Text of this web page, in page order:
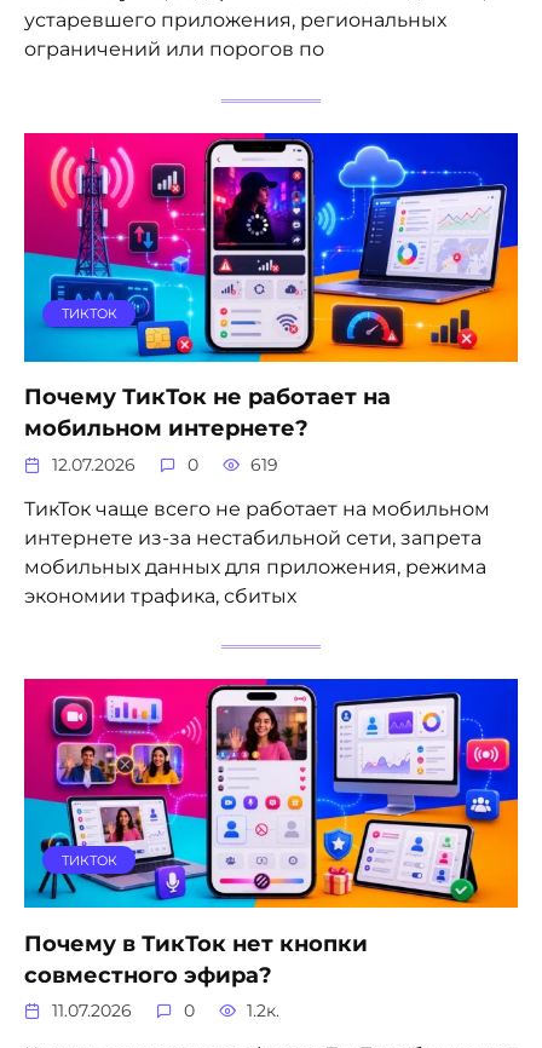
устаревшего приложения, региональных
ограничений или порогов по
ТИКТОК
Почему ТикТок не работает на
мобильном интернете?
12.07.2026 0 619
ТикТок чаще всего не работает на мобильном
интернете из-за нестабильной сети, запрета
мобильных данных для приложения, режима
экономии трафика, сбитых
ТИКТОК
Почему в ТикТок нет кнопки
совместного эфира?
11.07.2026 0 1.2к.